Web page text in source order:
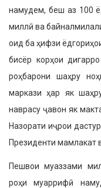
намудем, беш аз 100
миллӣ ва
оид ба ҳифзи
бисёр корҳои
роҳбарони шаҳру
маркази ҳар як
наврасу ҷавон як
Назорати иҷрои
Пре­зиденти мамлакат
Пешвои муаззами
роҳи муаррифӣ